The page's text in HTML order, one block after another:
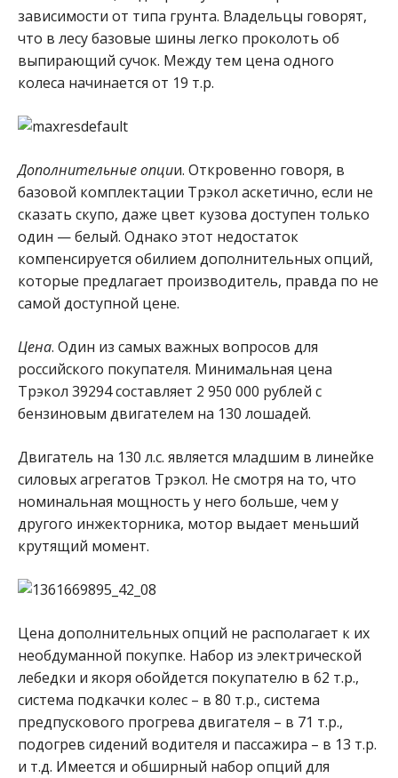
зависимости от типа грунта. Владельцы говорят,
что в лесу базовые шины легко проколоть об
выпирающий сучок. Между тем цена одного
колеса начинается от 19 т.р.
Дополнительные опции. Откровенно говоря, в
базовой комплектации Трэкол аскетично, если не
сказать скупо, даже цвет кузова доступен только
один — белый. Однако этот недостаток
компенсируется обилием дополнительных опций,
которые предлагает производитель, правда по не
самой доступной цене.
Цена. Один из самых важных вопросов для
российского покупателя. Минимальная цена
Трэкол 39294 составляет 2 950 000 рублей с
бензиновым двигателем на 130 лошадей.
Двигатель на 130 л.с. является младшим в линейке
силовых агрегатов Трэкол. Не смотря на то, что
номинальная мощность у него больше, чем у
другого инжекторника, мотор выдает меньший
крутящий момент.
Цена дополнительных опций не располагает к их
необдуманной покупке. Набор из электрической
лебедки и якоря обойдется покупателю в 62 т.р.,
система подкачки колес – в 80 т.р., система
предпускового прогрева двигателя – в 71 т.р.,
подогрев сидений водителя и пассажира – в 13 т.р.
и т.д. Имеется и обширный набор опций для